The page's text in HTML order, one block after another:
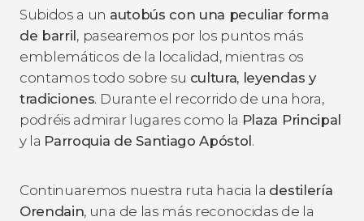
Subidos a un autobús con una peculiar forma
de barril , pasearemos por los puntos más
emblemáticos de la localidad, mientras os
contamos todo sobre su cultura, leyendas y
tradiciones. Durante el recorrido de una hora,
podréis admirar lugares como la Plaza Principal
y la Parroquia de Santiago Apóstol .
Continuaremos nuestra ruta hacia la destilería
Orendain, una de las más reconocidas de la